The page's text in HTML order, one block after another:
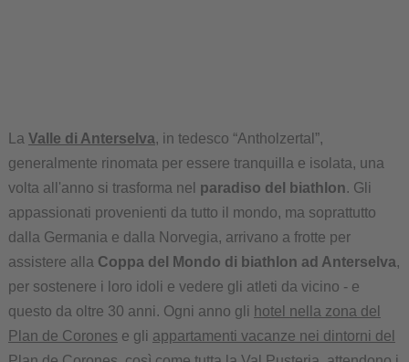
La Valle di Anterselva, in tedesco “Antholzertal”,
generalmente rinomata per essere tranquilla e isolata, una
volta all'anno si trasforma nel paradiso del biathlon. Gli
appassionati provenienti da tutto il mondo, ma soprattutto
dalla Germania e dalla Norvegia, arrivano a frotte per
assistere alla Coppa del Mondo di biathlon ad Anterselva,
per sostenere i loro idoli e vedere gli atleti da vicino - e
questo da oltre 30 anni. Ogni anno gli hotel nella zona del
Plan de Corones e gli appartamenti vacanze nei dintorni del